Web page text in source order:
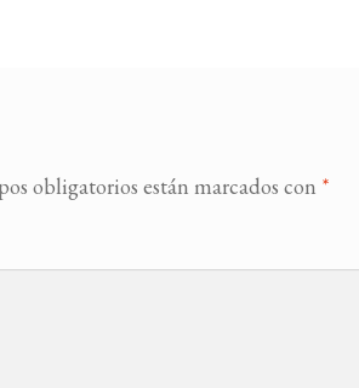
obligatorios están marcados con *